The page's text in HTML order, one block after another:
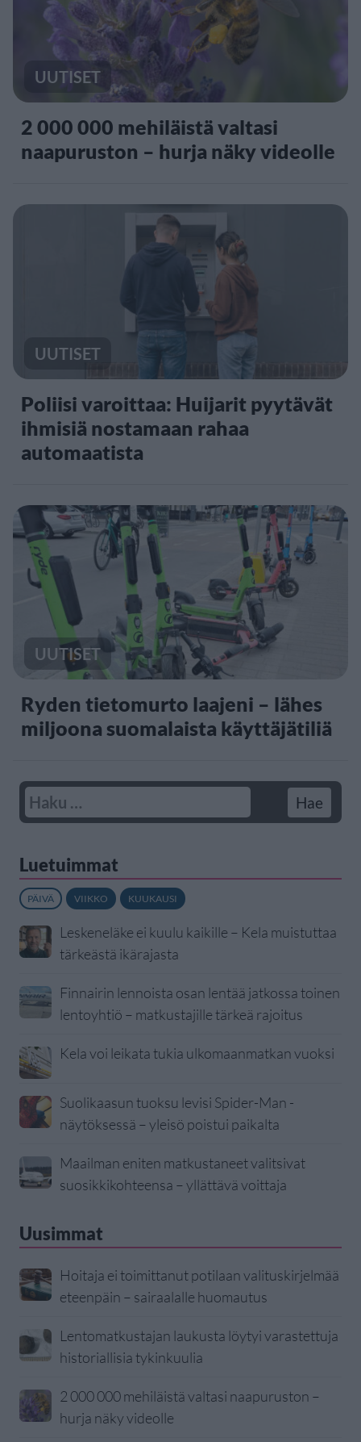
UUTISET
2 000 000 mehiläistä valtasi
naapuruston – hurja näky videolle
UUTISET
Poliisi varoittaa: Huijarit pyytävät
ihmisiä nostamaan rahaa
automaatista
UUTISET
Ryden tietomurto laajeni – lähes
miljoona suomalaista käyttäjätiliä
Luetuimmat
PÄIVÄ VIIKKO KUUKAUSI
Leskeneläke ei kuulu kaikille – Kela muistuttaa
tärkeästä ikärajasta
Finnairin lennoista osan lentää jatkossa toinen
lentoyhtiö – matkustajille tärkeä rajoitus
Kela voi leikata tukia ulkomaanmatkan vuoksi
Suolikaasun tuoksu levisi Spider-Man -
näytöksessä – yleisö poistui paikalta
Maailman eniten matkustaneet valitsivat
suosikkikohteensa – yllättävä voittaja
Uusimmat
Hoitaja ei toimittanut potilaan valituskirjelmää
eteenpäin – sairaalalle huomautus
Lentomatkustajan laukusta löytyi varastettuja
historiallisia tykinkuulia
2 000 000 mehiläistä valtasi naapuruston –
hurja näky videolle